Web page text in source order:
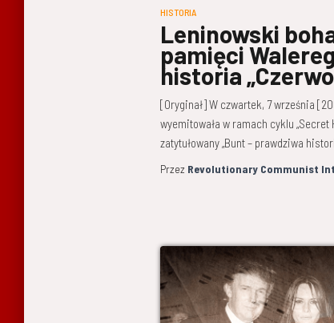
HISTORIA
Leninowski
pamięci
historia
[Oryginał] W czwartek, 7 września
wyemitowała w ramach cyklu
zatytułowany „Bunt – prawdziwa
Przez Revolutionary Communist